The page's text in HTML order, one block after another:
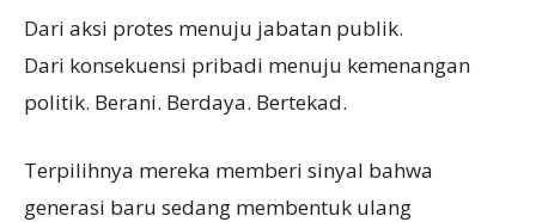
Dari aksi protes menuju jabatan publik.
Dari konsekuensi pribadi menuju kemenangan
politik. Berani. Berdaya. Bertekad.
Terpilihnya mereka memberi sinyal bahwa
generasi baru sedang membentuk ulang